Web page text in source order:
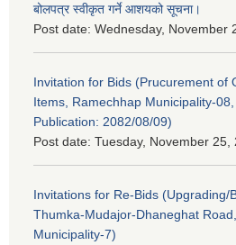
बोलपत्र स्वीकृत गर्ने आशयको सूचना।
Post date: Wednesday, November
Invitation for Bids (Prucurement of
Items, Ramechhap Municipality-
Publication: 2082/08/09)
Post date: Tuesday, November 25,
Invitations for Re-Bids (Upgrading/
Thumka-Mudajor-Dhaneghat
Municipality-7)